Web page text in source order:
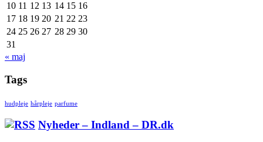
10 11 12 13 14 15 16
17 18 19 20 21 22 23
24 25 26 27 28 29 30
31
« maj
Tags
hudpleje hårpleje parfume
Nyheder – Indland – DR.dk